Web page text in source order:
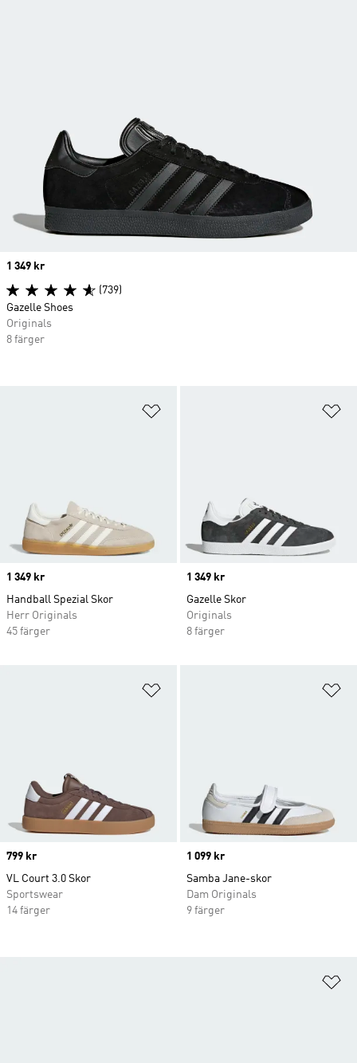
Price
1 349 kr
Handball Spezial Skor
Herr Originals
45 färger
Price
1 349 kr
Gazelle Skor
Originals
8 färger
Price
799 kr
VL Court 3.0 Skor
Sportswear
14 färger
Price
1 099 kr
Samba Jane-skor
Dam Originals
9 färger
Price
1 349 kr
(739)
Gazelle Shoes
Originals
8 färger